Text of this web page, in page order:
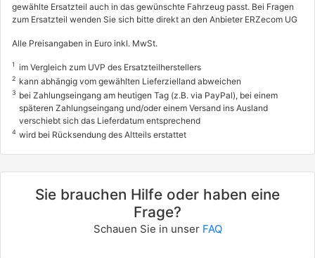
gewählte Ersatzteil auch in das gewünschte Fahrzeug passt. Bei Fragen
zum Ersatzteil wenden Sie sich bitte direkt an den Anbieter ERZecom UG
Alle Preisangaben in Euro inkl. MwSt.
1 im Vergleich zum UVP des Ersatzteilherstellers
2 kann abhängig vom gewählten Lieferzielland abweichen
3 bei Zahlungseingang am heutigen Tag (z.B. via PayPal), bei einem
späteren Zahlungseingang und/oder einem Versand ins Ausland
verschiebt sich das Lieferdatum entsprechend
4 wird bei Rücksendung des Altteils erstattet
Sie brauchen Hilfe oder haben eine
Frage?
Schauen Sie in unser FAQ